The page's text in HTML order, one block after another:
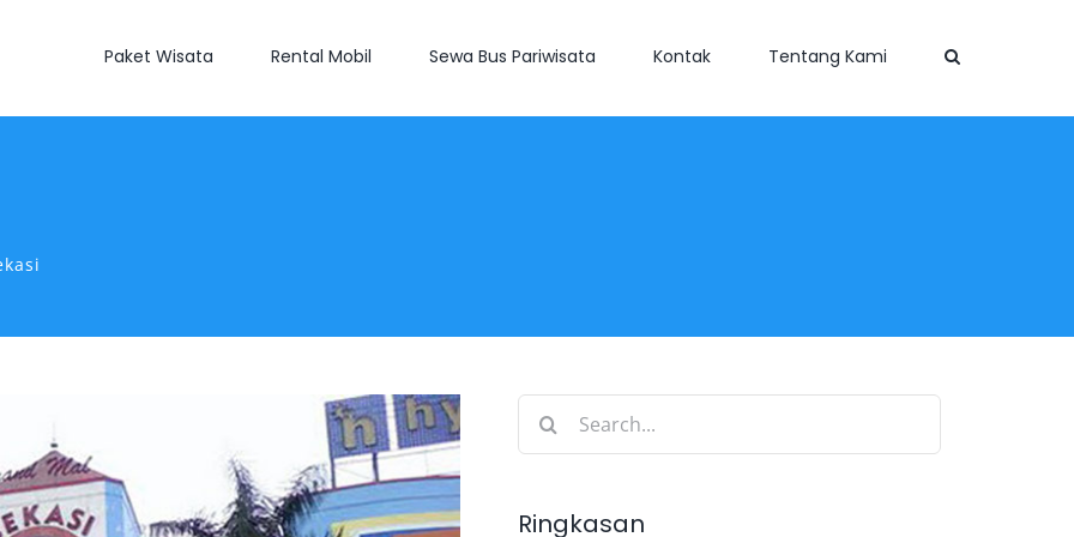
Paket Wisata Rental Mobil Sewa Bus Pariwisata Kontak Tentang Kami
Search
Ringkasan